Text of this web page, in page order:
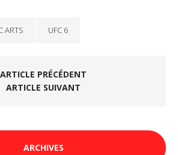
ARTS UFC 6
ARTICLE PRÉCÉDENT
ARTICLE SUIVANT
ARCHIVES